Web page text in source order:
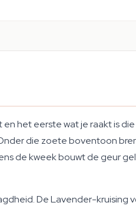
het eerste wat je raakt is
die zoete boventoon
de kweek bouwt de geur
De Lavender-kruising